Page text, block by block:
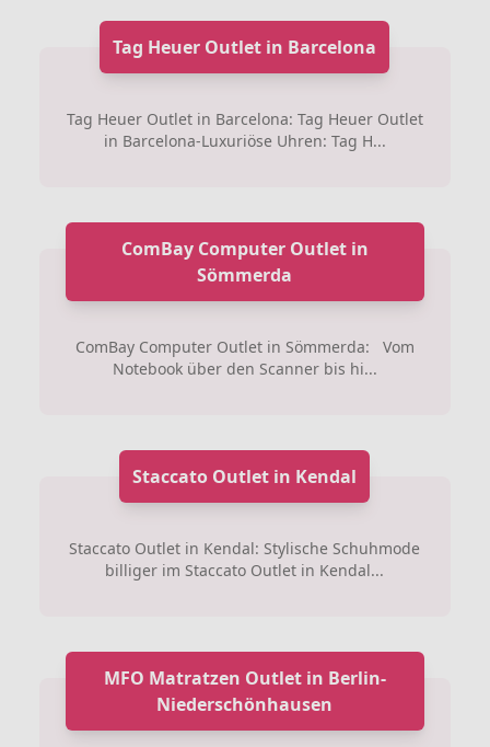
Tag Heuer Outlet in Barcelona
Tag Heuer Outlet in Barcelona: Tag Heuer Outlet
in Barcelona-Luxuriöse Uhren: Tag H...
ComBay Computer Outlet in
Sömmerda
ComBay Computer Outlet in Sömmerda: Vom
Notebook über den Scanner bis hi...
Staccato Outlet in Kendal
Staccato Outlet in Kendal: Stylische Schuhmode
billiger im Staccato Outlet in Kendal...
MFO Matratzen Outlet in Berlin-
Niederschönhausen